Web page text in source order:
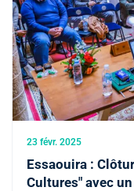
23 févr. 2025
Essaouira :
Cultures" avec